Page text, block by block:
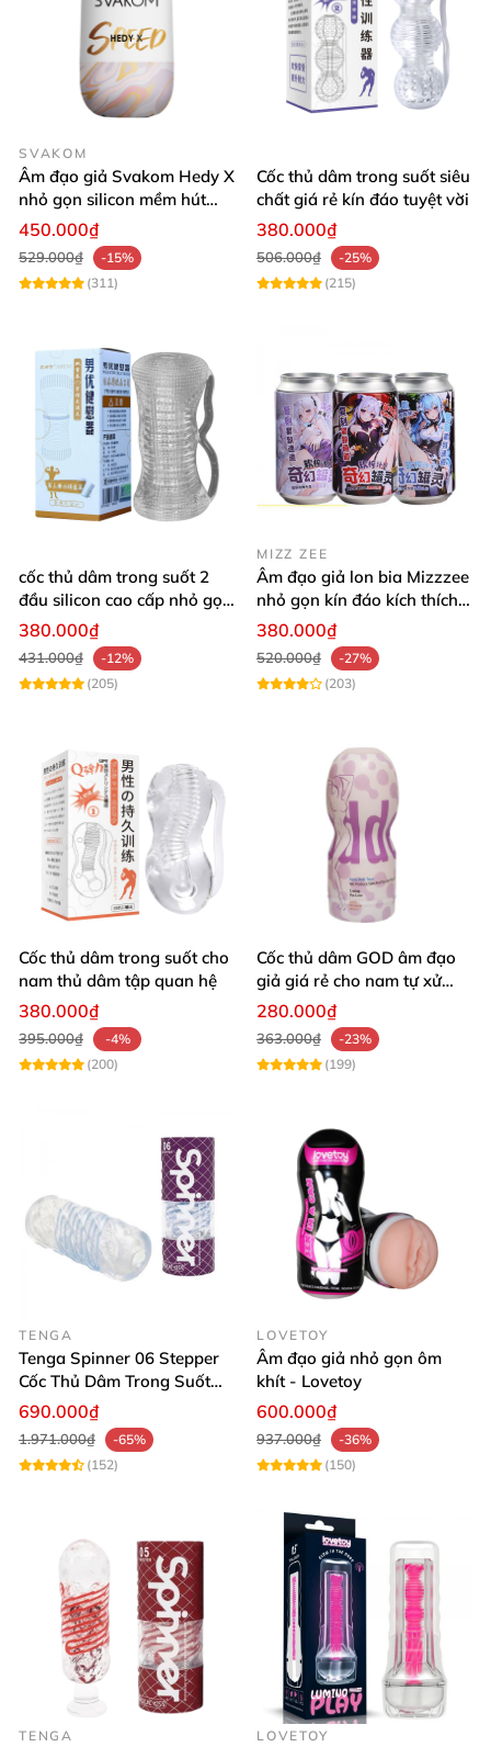
SVAKOM
Âm đạo giả Svakom Hedy X
nhỏ gọn silicon mềm hút
chân thực
450.000₫
529.000₫
-15%
(311)
Cốc thủ dâm trong suốt siêu
chất giá rẻ kín đáo tuyệt vời
380.000₫
506.000₫
-25%
(215)
cốc thủ dâm trong suốt 2
đầu silicon cao cấp nhỏ gọn
tiện lợi
380.000₫
431.000₫
-12%
(205)
MIZZ ZEE
Âm đạo giả lon bia Mizzzee
nhỏ gọn kín đáo kích thích
cực đã
380.000₫
520.000₫
-27%
(203)
Cốc thủ dâm trong suốt cho
nam thủ dâm tập quan hệ
380.000₫
395.000₫
-4%
(200)
Cốc thủ dâm GOD âm đạo
giả giá rẻ cho nam tự xử
làm tình cực sướng
280.000₫
363.000₫
-23%
(199)
TENGA
Tenga Spinner 06 Stepper
Cốc Thủ Dâm Trong Suốt
4D Xoắn Ốc
690.000₫
1.971.000₫
-65%
(152)
LOVETOY
Âm đạo giả nhỏ gọn ôm
khít - Lovetoy
600.000₫
937.000₫
-36%
(150)
TENGA LOVETOY